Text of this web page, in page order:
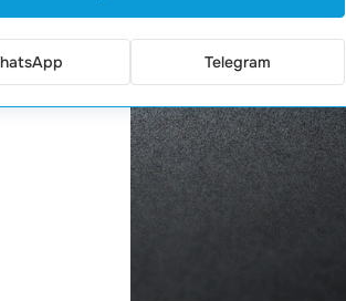
Telegram